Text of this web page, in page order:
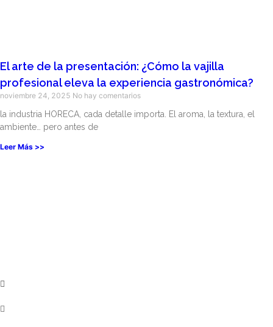
El arte de la presentación: ¿Cómo la vajilla
profesional eleva la experiencia gastronómica?
noviembre 24, 2025 No hay comentarios
la industria HORECA, cada detalle importa. El aroma, la textura, el
ambiente… pero antes de
Leer Más >>